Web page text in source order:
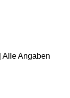
| Alle Angaben